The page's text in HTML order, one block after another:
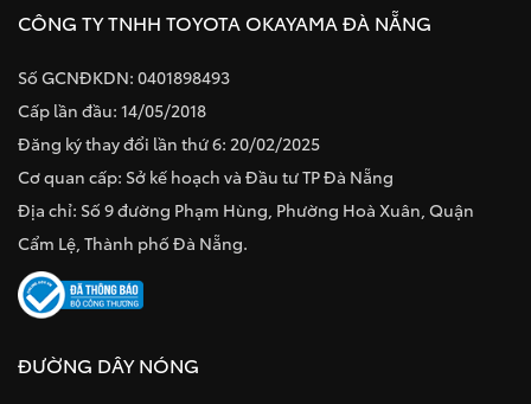
CÔNG TY TNHH TOYOTA OKAYAMA ĐÀ NẴNG
Số GCNĐKDN: 0401898493
Cấp lần đầu: 14/05/2018
Đăng ký thay đổi lần thứ 6: 20/02/2025
Cơ quan cấp: Sở kế hoạch và Đầu tư TP Đà Nẵng
Địa chỉ: Số 9 đường Phạm Hùng, Phường Hoà Xuân, Quận
Cẩm Lệ, Thành phố Đà Nẵng.
ĐƯỜNG DÂY NÓNG